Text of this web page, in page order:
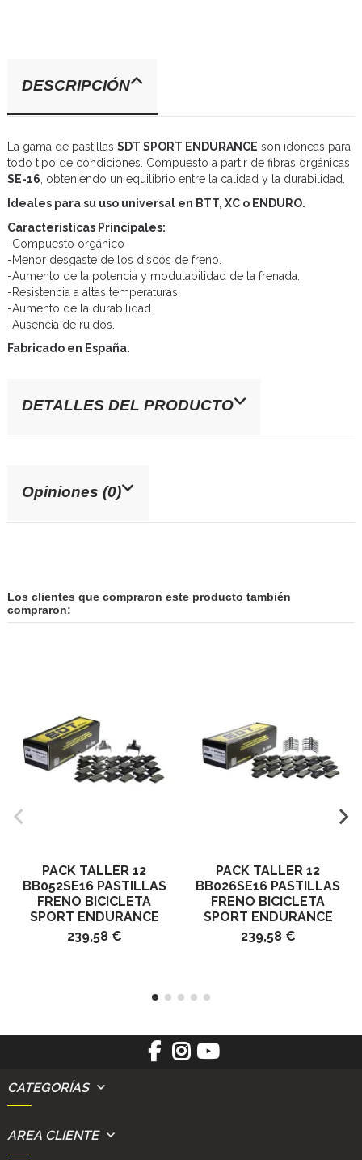
DESCRIPCIÓN
La gama de pastillas SDT SPORT ENDURANCE son idóneas para
todo tipo de condiciones. Compuesto a partir de fibras orgánicas
SE-16, obteniendo un equilibrio entre la calidad y la durabilidad.
Ideales para su uso universal en BTT, XC o ENDURO.
Características Principales:
-Compuesto orgánico
-Menor desgaste de los discos de freno.
-Aumento de la potencia y modulabilidad de la frenada.
-Resistencia a altas temperaturas.
-Aumento de la durabilidad.
-Ausencia de ruidos.
Fabricado en España.
DETALLES DEL PRODUCTO
Opiniones (0)
Los clientes que compraron este producto también
compraron:
PACK TALLER 12
BB052SE16 PASTILLAS
FRENO BICICLETA
SPORT ENDURANCE
239,58 €
PACK TALLER 12
BB026SE16 PASTILLAS
FRENO BICICLETA
SPORT ENDURANCE
239,58 €
CATEGORÍAS
AREA CLIENTE